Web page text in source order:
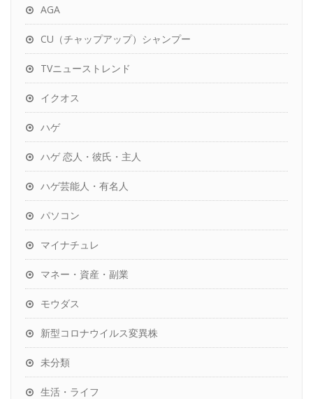
AGA
CU（チャップアップ）シャンプー
TVニューストレンド
イクオス
ハゲ
ハゲ 恋人・彼氏・主人
ハゲ芸能人・有名人
パソコン
マイナチュレ
マネー・資産・副業
モウダス
新型コロナウイルス変異株
未分類
生活・ライフ